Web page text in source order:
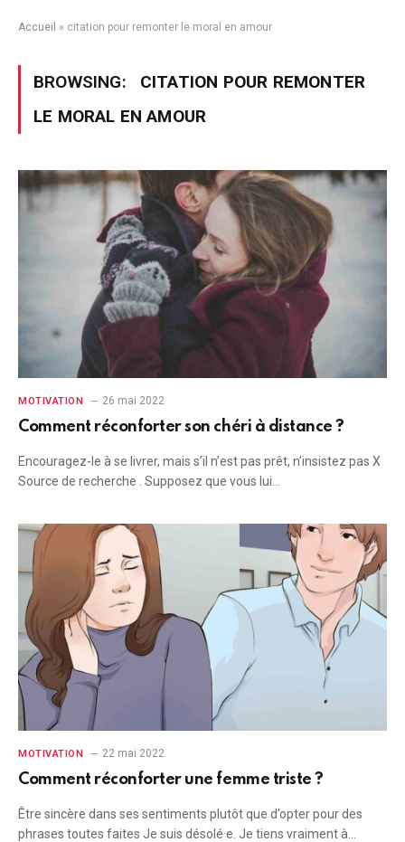
Accueil » citation pour remonter le moral en amour
BROWSING:
CITATION POUR REMONTER
LE MORAL EN AMOUR
MOTIVATION 26 mai 2022
Comment réconforter son chéri à distance ?
Encouragez-le à se livrer, mais s’il n’est pas prêt, n’insistez pas X
Source de recherche . Supposez que vous lui…
MOTIVATION 22 mai 2022
Comment réconforter une femme triste ?
Être sincère dans ses sentiments plutôt que d’opter pour des
phrases toutes faites Je suis désolé·e. Je tiens vraiment à…